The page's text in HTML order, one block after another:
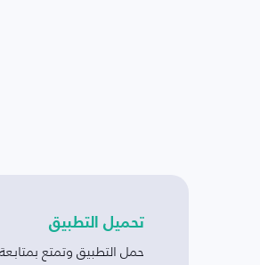
تحميل التطبيق
حمل التطبيق وتمتع